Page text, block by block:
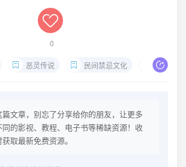
0
恶灵传说 民间禁忌文化 三宝垄
文章，别忘了分享给你的朋友，让更多
同的影视、教程、电子书等稀缺资源！收
取最新免费资源。